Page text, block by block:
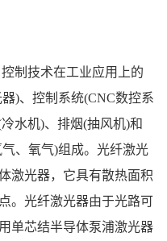
制技术在工业应用上的
)、控制系统(CNC数控系
水机)、排烟(抽风机)和
、氧气)组成。光纤激光
激光器，它具有散热面积
。光纤激光器由于光路可
单芯结半导体泵浦激光器